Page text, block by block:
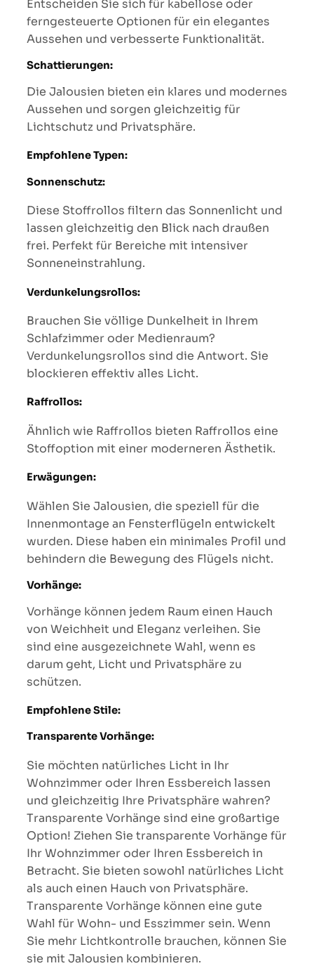
Entscheiden Sie sich für kabellose oder
ferngesteuerte Optionen für ein elegantes
Aussehen und verbesserte Funktionalität.
Schattierungen:
Die Jalousien bieten ein klares und modernes
Aussehen und sorgen gleichzeitig für
Lichtschutz und Privatsphäre.
Empfohlene Typen:
Sonnenschutz:
Diese Stoffrollos filtern das Sonnenlicht und
lassen gleichzeitig den Blick nach draußen
frei. Perfekt für Bereiche mit intensiver
Sonneneinstrahlung.
Verdunkelungsrollos:
Brauchen Sie völlige Dunkelheit in Ihrem
Schlafzimmer oder Medienraum?
Verdunkelungsrollos sind die Antwort. Sie
blockieren effektiv alles Licht.
Raffrollos:
Ähnlich wie Raffrollos bieten Raffrollos eine
Stoffoption mit einer moderneren Ästhetik.
Erwägungen:
Wählen Sie Jalousien, die speziell für die
Innenmontage an Fensterflügeln entwickelt
wurden. Diese haben ein minimales Profil und
behindern die Bewegung des Flügels nicht.
Vorhänge:
Vorhänge können jedem Raum einen Hauch
von Weichheit und Eleganz verleihen. Sie
sind eine ausgezeichnete Wahl, wenn es
darum geht, Licht und Privatsphäre zu
schützen.
Empfohlene Stile:
Transparente Vorhänge:
Sie möchten natürliches Licht in Ihr
Wohnzimmer oder Ihren Essbereich lassen
und gleichzeitig Ihre Privatsphäre wahren?
Transparente Vorhänge sind eine großartige
Option! Ziehen Sie transparente Vorhänge für
Ihr Wohnzimmer oder Ihren Essbereich in
Betracht. Sie bieten sowohl natürliches Licht
als auch einen Hauch von Privatsphäre.
Transparente Vorhänge können eine gute
Wahl für Wohn- und Esszimmer sein. Wenn
Sie mehr Lichtkontrolle brauchen, können Sie
sie mit Jalousien kombinieren.